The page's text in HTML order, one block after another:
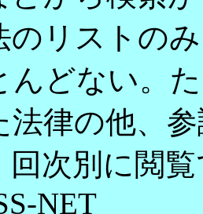
のリストの
んどない。
法律の他、
回次別に閲
NET